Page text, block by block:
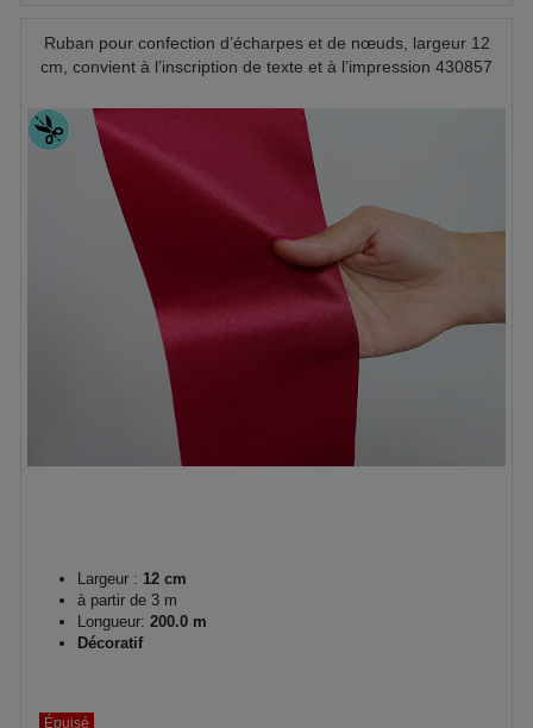
Ruban pour confection d’écharpes et de nœuds, largeur 12
cm, convient à l’inscription de texte et à l’impression 430857
Largeur : 12 cm
à partir de 3 m
Longueur: 200.0 m
Décoratif
Épuisé